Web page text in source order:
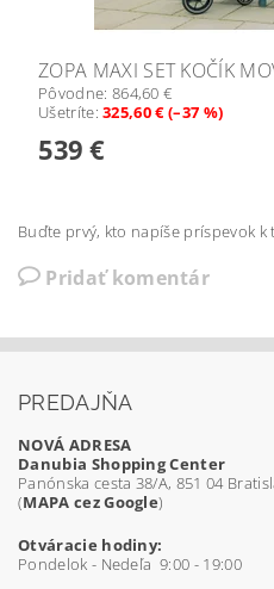
ZOPA MAXI SET KOČÍK
Pôvodne: 864,60 €
Ušetríte:325,60 € (–37 %)
539 €
Buďte prvý, kto napíše príspevok k
Pridať komentár
PREDAJŇA
NOVÁ ADRESA
Danubia Shopping Center
Panónska cesta 38/A, 851 04
(MAPA cez Google)
Otváracie hodiny:
Pondelok - Nedeľa 9:00 - 19:00